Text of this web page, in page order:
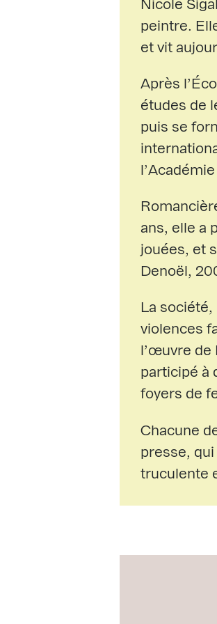
Nicole
peintre.
et vit
Après
études de
puis se
ans, elle a
jouées, et
Denoël,
La
violences
l’œuvre
participé à
foyers de
Chacune
presse,
truculente